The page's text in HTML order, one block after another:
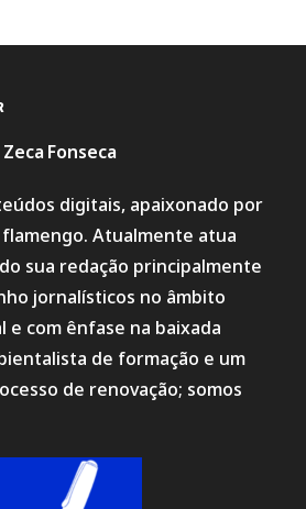
Zeca Fonseca
digitais, apaixonado por
Atualmente atua
sua redação principalmente
jornalísticos no âmbito
e com ênfase na baixada
de formação e um
de renovação; somos